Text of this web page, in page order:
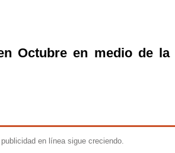
Octubre en medio de la
en línea sigue creciendo.